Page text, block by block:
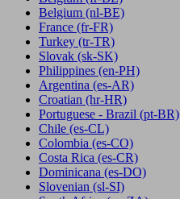
Belgium (nl-BE)
France (fr-FR)
Turkey (tr-TR)
Slovak (sk-SK)
Philippines (en-PH)
Argentina (es-AR)
Croatian (hr-HR)
Portuguese - Brazil (pt-BR)
Chile (es-CL)
Colombia (es-CO)
Costa Rica (es-CR)
Dominicana (es-DO)
Slovenian (sl-SI)